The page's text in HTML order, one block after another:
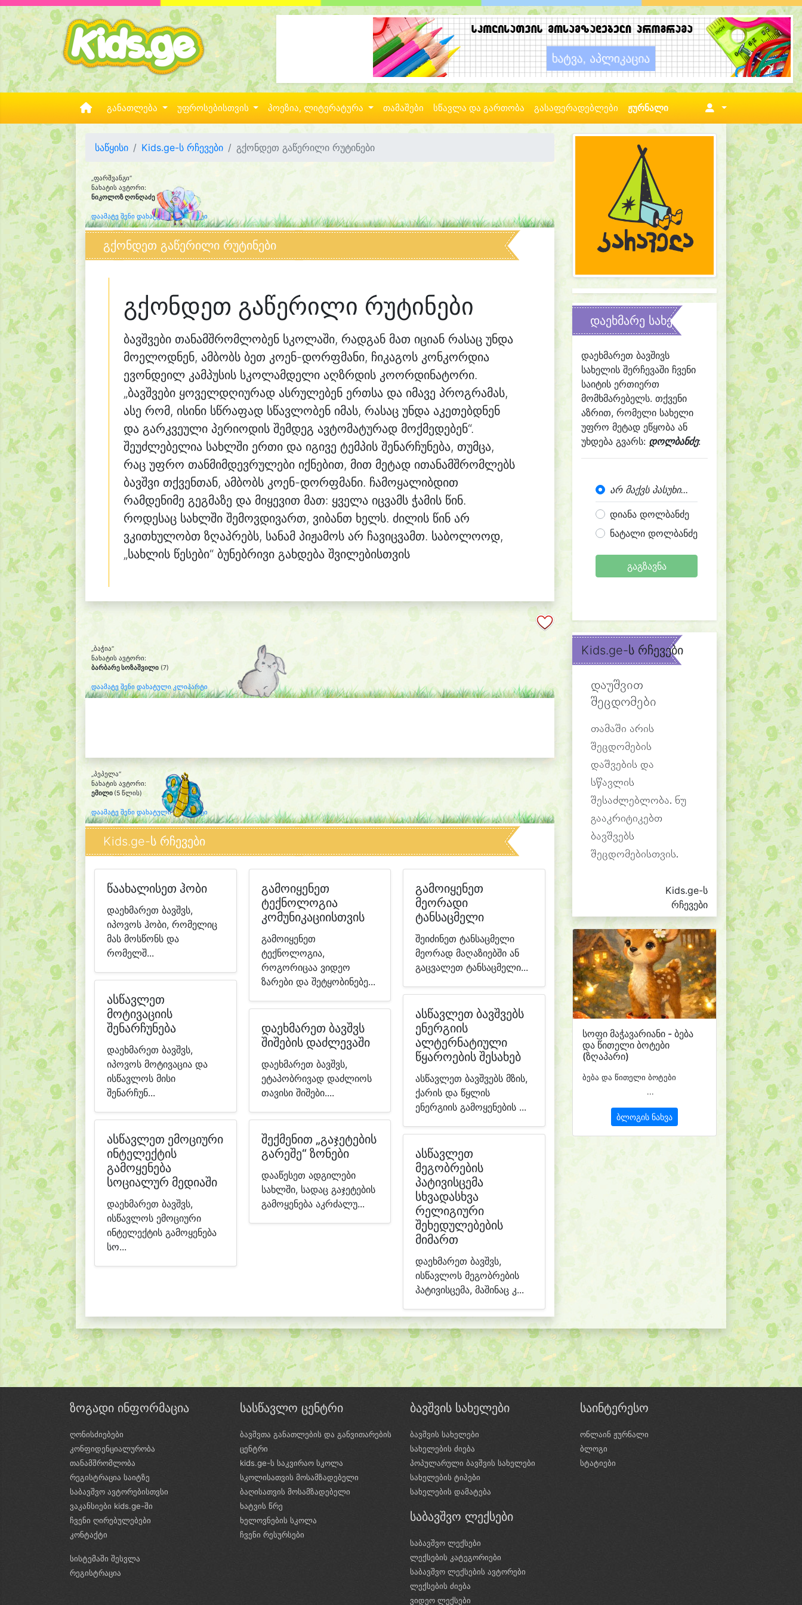
განათლება უფროსებისთვის პოეზია, ლიტერატურა თამაშები სწავლა და გართობა გასაფერადებლები ჟურნალი
საწყისი Kids.ge-ს რჩევები გქონდეთ გაწერილი რუტინები
„ფარშვანგი“
ნახატის ავტორი:
ნიკოლოზ ღონღაძე(10)
დაამატე შენი დახატული კლიპარტი
გქონდეთ გაწერილი რუტინები
გქონდეთ გაწერილი რუტინები
ბავშვები თანამშრომლობენ სკოლაში, რადგან მათ იციან რასაც უნდა
მოელოდნენ, ამბობს ბეთ კოენ-დორფმანი, ჩიკაგოს კონკორდია
ევონდეილ კამპუსის სკოლამდელი აღზრდის კოორდინატორი.
„ბავშვები ყოველდღიურად ასრულებენ ერთსა და იმავე პროგრამას,
ასე რომ, ისინი სწრაფად სწავლობენ იმას, რასაც უნდა აკეთებდნენ
და გარკვეული პერიოდის შემდეგ ავტომატურად მოქმედებენ“.
შეუძლებელია სახლში ერთი და იგივე ტემპის შენარჩუნება, თუმცა,
რაც უფრო თანმიმდევრულები იქნებით, მით მეტად ითანამშრომლებს
ბავშვი თქვენთან, ამბობს კოენ-დორფმანი. ჩამოყალიბდით
რამდენიმე გეგმაზე და მიყევით მათ: ყველა იცვამს ჭამის წინ.
როდესაც სახლში შემოვდივართ, ვიბანთ ხელს. ძილის წინ არ
ვკითხულობთ ზღაპრებს, სანამ პიჟამოს არ ჩავიცვამთ. საბოლოოდ,
„სახლის წესები“ ბუნებრივი გახდება შვილებისთვის
„ბაჭია“
ნახატის ავტორი:
ბარბარე სოზაშვილი (7)
დაამატე შენი დახატული კლიპარტი
„პეპელა“
ნახატის ავტორი:
ემილი (5 წლის)
დაამატე შენი დახატული კლიპარტი
Kids.ge-ს რჩევები
წაახალისეთ ჰობი
დაეხმარეთ ბავშვს,
იპოვოს ჰობი, რომელიც
მას მოსწონს და
რომელშ...
ასწავლეთ
მოტივაციის
შენარჩუნება
დაეხმარეთ ბავშვს,
იპოვოს მოტივაცია და
ისწავლოს მისი
შენარჩუნ...
ასწავლეთ ემოციური
ინტელექტის
გამოყენება
სოციალურ მედიაში
დაეხმარეთ ბავშვს,
ისწავლოს ემოციური
ინტელექტის გამოყენება
სო...
გამოიყენეთ
ტექნოლოგია
კომუნიკაციისთვის
გამოიყენეთ
ტექნოლოგია,
როგორიცაა ვიდეო
ზარები და შეტყობინებე...
დაეხმარეთ ბავშვს
შიშების დაძლევაში
დაეხმარეთ ბავშვს,
ეტაპობრივად დაძლიოს
თავისი შიშები....
შექმენით „გაჯეტების
გარეშე“ ზონები
დააწესეთ ადგილები
სახლში, სადაც გაჯეტების
გამოყენება აკრძალუ...
გამოიყენეთ
მეორადი
ტანსაცმელი
შეიძინეთ ტანსაცმელი
მეორად მაღაზიებში ან
გაცვალეთ ტანსაცმელი...
ასწავლეთ ბავშვებს
ენერგიის
ალტერნატიული
წყაროების შესახებ
ასწავლეთ ბავშვებს მზის,
ქარის და წყლის
ენერგიის გამოყენების ...
ასწავლეთ
მეგობრების
პატივისცემა
სხვადასხვა
რელიგიური
შეხედულებების
მიმართ
დაეხმარეთ ბავშვს,
ისწავლოს მეგობრების
პატივისცემა, მაშინაც კ...
დაეხმარე სახელის შერჩევაში
დაეხმარეთ ბავშივს
სახელის შერჩევაში ჩვენი
საიტის ერთიერთ
მომხმარებელს. თქვენი
აზრით, რომელი სახელი
უფრო მეტად ეწყობა ან
უხდება გვარს: დოლბანძე:
არ მაქვს პასუხი...
დიანა დოლბანძე
ნატალი დოლბანძე
გაგზავნა
Kids.ge-ს რჩევები
დაუშვით
შეცდომები
თამაში არის
შეცდომების
დაშვების და
სწავლის
შესაძლებლობა. ნუ
გააკრიტიკებთ
ბავშვებს
შეცდომებისთვის.
Kids.ge-ს
რჩევები
სოფი მაჭავარიანი - ბება
და წითელი ბოტები
(ზღაპარი)
ბება და წითელი ბოტები
...
ბლოგის ნახვა
ზოგადი ინფორმაცია
ღონისძიებები
კონფიდენციალურობა
თანამშრომლობა
რეგისტრაცია საიტზე
საბავშვო ავტორებისთვსი
ვაკანსიები kids.ge-ში
ჩვენი ღირებულებები
კონტაქტი
სისტემაში შესვლა
რეგისტრაცია
სასწავლო ცენტრი
ბავშვთა განათლების და განვითარების
ცენტრი
kids.ge-ს საკვირაო სკოლა
სკოლისათვის მოსამზადებელი
ბაღისათვის მოსამზადებელი
ხატვის წრე
ხელოვნების სკოლა
ჩვენი რესურსები
ბავშვის სახელები
ბავშვის სახელები
სახელების ძიება
პოპულარული ბავშვის სახელები
სახელების ტიპები
სახელების დამატება
საბავშვო ლექსები
საბავშვო ლექსები
ლექსების კატეგორიები
საბავშვო ლექსების ავტორები
ლექსების ძიება
ვიდეო ლექსები
საინტერესო
ონლაინ ჟურნალი
ბლოგი
სტატიები